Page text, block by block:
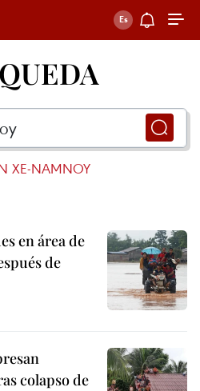
XE-NAMNOY
en área de
de
colapso de